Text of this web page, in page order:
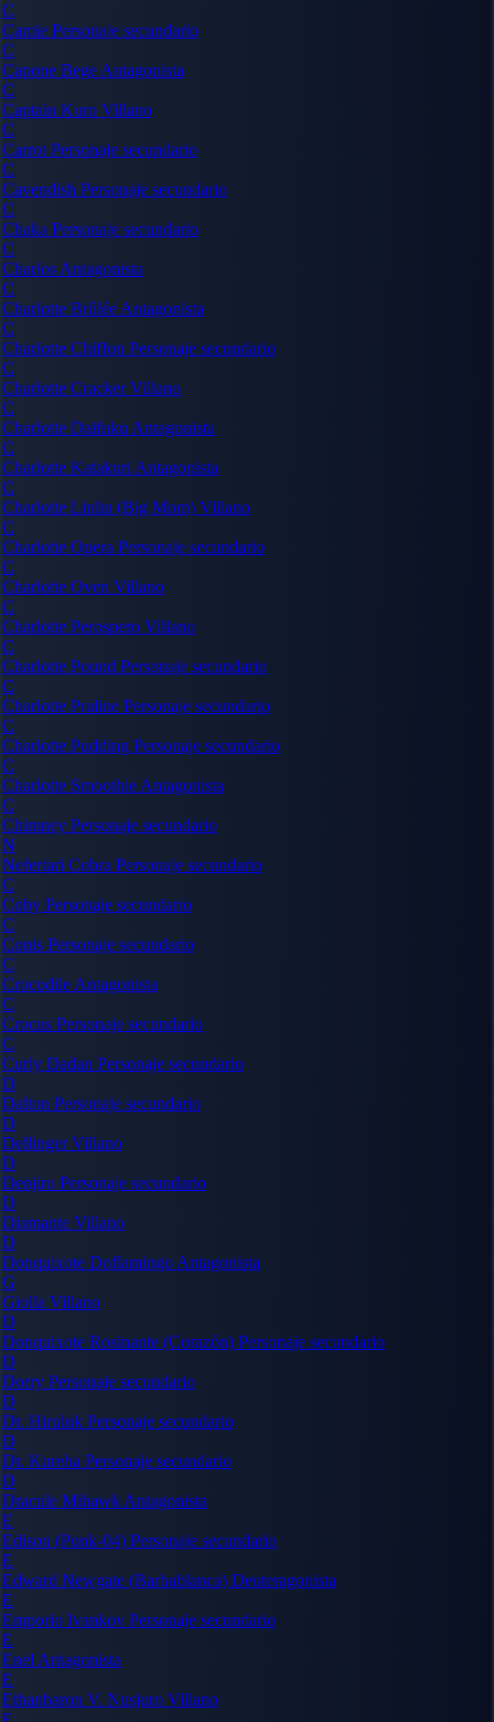
C
Camie Personaje secundario
C
Capone Bege Antagonista
C
Captain Kuro Villano
C
Carrot Personaje secundario
C
Cavendish Personaje secundario
C
Chaka Personaje secundario
C
Charlos Antagonista
C
Charlotte Brûlée Antagonista
C
Charlotte Chiffon Personaje secundario
C
Charlotte CrackerVillano
C
Charlotte Daifuku Antagonista
C
Charlotte Katakuri Antagonista
C
Charlotte Linlin (Big Mom) Villano
C
Charlotte Opera Personaje secundario
C
Charlotte Oven Villano
C
Charlotte Perospero Villano
C
Charlotte Pound Personaje secundario
C
Charlotte Praline Personaje secundario
C
Charlotte Pudding Personaje secundario
C
Charlotte Smoothie Antagonista
C
Chimney Personaje secundario
N
Nefertari Cobra Personaje secundario
C
Coby Personaje secundario
C
Conis Personaje secundario
C
Crocodile Antagonista
C
Crocus Personaje secundario
C
Curly Dadan Personaje secundario
D
Dalton Personaje secundario
D
DellingerVillano
D
Denjiro Personaje secundario
D
Diamante Villano
D
Donquixote Doflamingo Antagonista
G
Giolla Villano
D
Donquixote Rosinante (Corazón) Personaje secundario
D
Dorry Personaje secundario
D
Dr. Hiruluk Personaje secundario
D
Dr. Kureha Personaje secundario
D
Dracule Mihawk Antagonista
E
Edison (Punk-04) Personaje secundario
E
Edward Newgate (Barbablanca) Deuteragonista
E
Emporio Ivankov Personaje secundario
E
Enel Antagonista
E
Ethanbaron V. Nusjuro Villano